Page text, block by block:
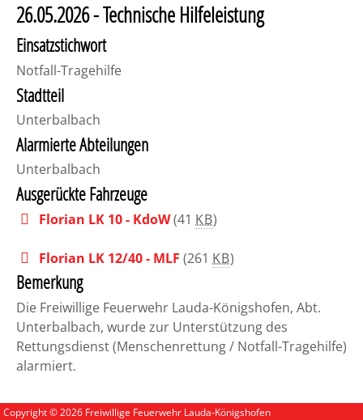
26.05.2026 - Technische Hilfeleistung
Einsatzstichwort
Notfall-Tragehilfe
Stadtteil
Unterbalbach
Alarmierte Abteilungen
Unterbalbach
Ausgerückte Fahrzeuge
Florian LK 10 - KdoW(41 KB)
Florian LK 12/40 - MLF (261 KB)
Bemerkung
Die Freiwillige Feuerwehr Lauda-Königshofen, Abt.
Unterbalbach, wurde zur Unterstützung des
Rettungsdienst (Menschenrettung / Notfall-Tragehilfe)
alarmiert.
Copyright © 2026 Freiwillige Feuerwehr Lauda-Königshofen